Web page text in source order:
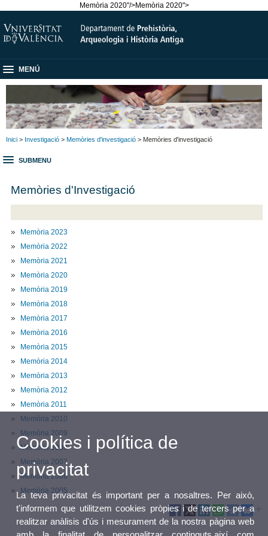
Memòria 2020"/>Memòria 2020">
MENÚ
Inici > Investigació > Memòries d'investigació > Memòries d'investigació
SUBMENU
Memòries d'Investigació
Memòria 2023
Memòria 2022
Memòria 2021
Memòria 2020
Memòria 2019
Memòria 2018
Memòria 2017
Memòria 2016
Memòria 2015
Memòria 2014
Memòria 2013
Memòria 2012
Memòria 2011
Memòria 2010
Memòria 2009
Memòria 2008
Memòria 2007
Memòria 2006
Memòria 2005
Cookies i política de
privacitat
La teva privacitat és important per a nosaltres. Per això,
t'informem que utilitzem cookies pròpies i de tercers per a
realitzar anàlisis d'ús i mesurament de la nostra pàgina web